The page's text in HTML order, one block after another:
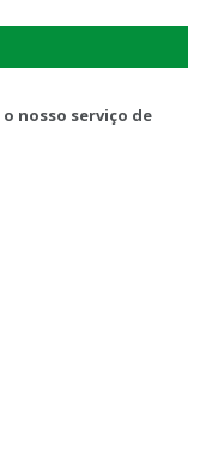
nosso serviço de